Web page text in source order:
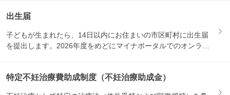
出生届
子どもが生まれたら、14日以内にお住まいの市区町村に出生届
を提出します。2026年度をめどにマイナポータルでのオンライ
特定不妊治療費助成制度（不妊治療助成金）